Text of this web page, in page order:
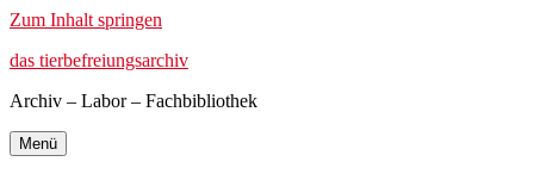
Zum Inhalt springen
das tierbefreiungsarchiv
Archiv – Labor – Fachbibliothek
Menü